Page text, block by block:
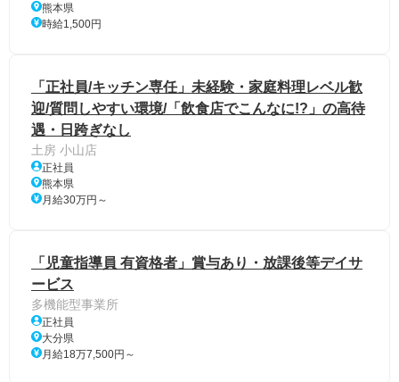
熊本県
時給1,500円
「正社員/キッチン専任」未経験・家庭料理レベル歓
迎/質問しやすい環境/「飲食店でこんなに!?」の高待
遇・日跨ぎなし
土房 小山店
正社員
熊本県
月給30万円～
「児童指導員 有資格者」賞与あり・放課後等デイサ
ービス
多機能型事業所
正社員
大分県
月給18万7,500円～